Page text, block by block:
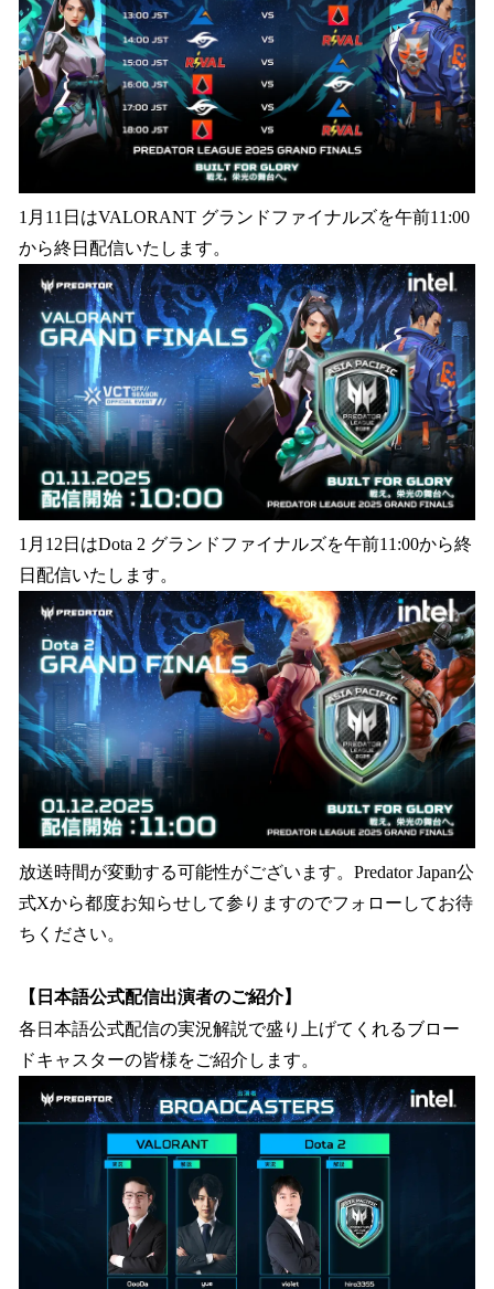
1月11日はVALORANT グランドファイナルズを午前11:00
から終日配信いたします。
1月12日はDota 2 グランドファイナルズを午前11:00から終
日配信いたします。
放送時間が変動する可能性がございます。Predator Japan公
式Xから都度お知らせして参りますのでフォローしてお待
ちください。
【日本語公式配信出演者のご紹介】
各日本語公式配信の実況解説で盛り上げてくれるブロー
ドキャスターの皆様をご紹介します。